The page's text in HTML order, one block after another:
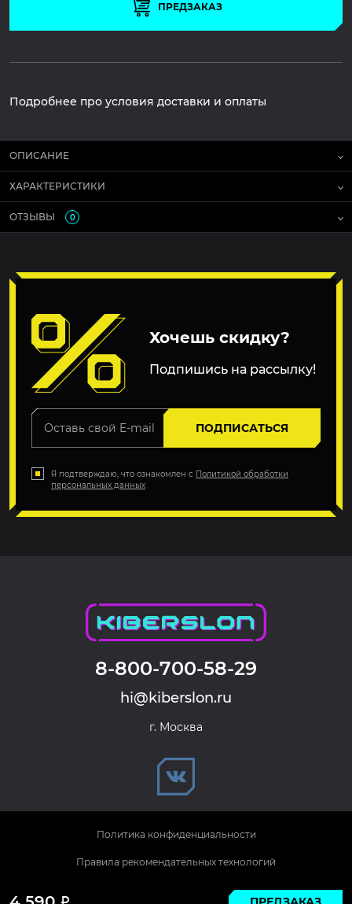
ПРЕДЗАКАЗ
Подробнее про условия доставки и оплаты
Р
ОПИСАНИЕ
ХАРАКТЕРИСТИКИ
ОТЗЫВЫ 0
Хочешь скидку?
Подпишись на рассылку!
ПОДПИСАТЬСЯ
Я подтверждаю, что ознакомлен с Политикой обработки
персональных данных
8-800-700-58-29
hi@kiberslon.ru
г. Москва
© 2026 KIBERSLON. Все права защищены.
Политика конфиденциальности
Правила рекомендательных технологий